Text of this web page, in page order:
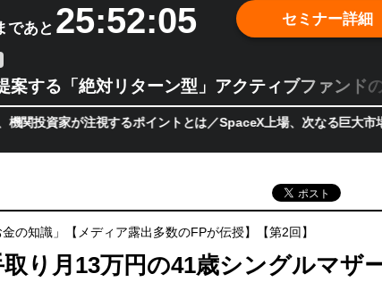
であと 25:52:04
する「絶対リターン型」アクティブファンドの
家が注視するポイントとは／SpaceX上場、次なる巨大市場は「
セミナー詳細
の知識」【メディア露出多数のFPが伝授】【第2回】
り月13万円の41歳シングルマザ